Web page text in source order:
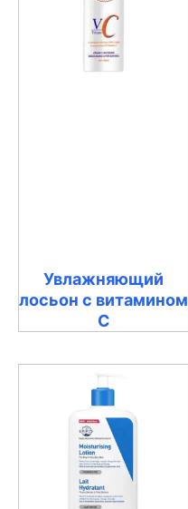
Увлажняющий
лосьон с витамином
С